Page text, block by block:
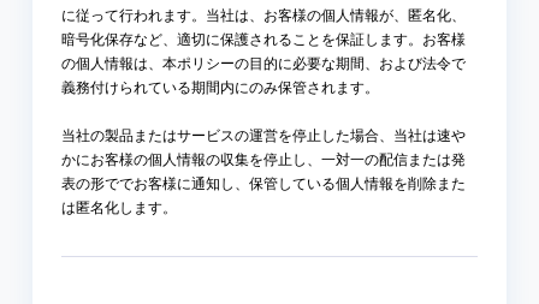
に従って行われます。当社は、お客様の個人情報が、匿名化、
暗号化保存など、適切に保護されることを保証します。お客様
の個人情報は、本ポリシーの目的に必要な期間、および法令で
義務付けられている期間内にのみ保管されます。
当社の製品またはサービスの運営を停止した場合、当社は速や
かにお客様の個人情報の収集を停止し、一対一の配信または発
表の形ででお客様に通知し、保管している個人情報を削除また
は匿名化します。